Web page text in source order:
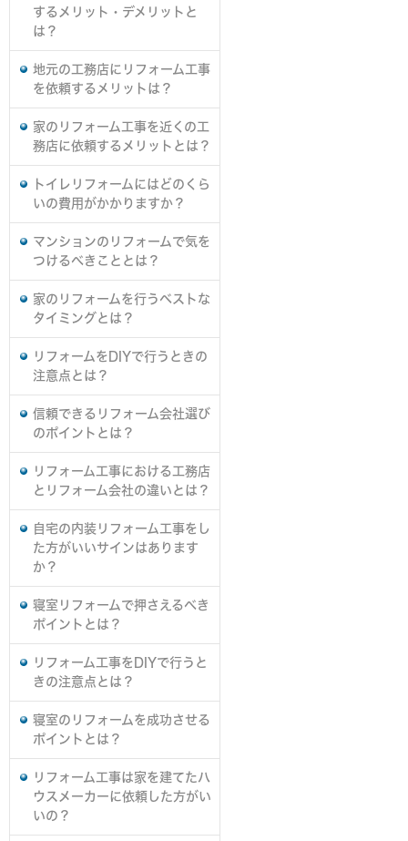
するメリット・デメリットと
は？
地元の工務店にリフォーム工事
を依頼するメリットは？
家のリフォーム工事を近くの工
務店に依頼するメリットとは？
トイレリフォームにはどのくら
いの費用がかかりますか？
マンションのリフォームで気を
つけるべきこととは？
家のリフォームを行うベストな
タイミングとは？
リフォームをDIYで行うときの
注意点とは？
信頼できるリフォーム会社選び
のポイントとは？
リフォーム工事における工務店
とリフォーム会社の違いとは？
自宅の内装リフォーム工事をし
た方がいいサインはあります
か？
寝室リフォームで押さえるべき
ポイントとは？
リフォーム工事をDIYで行うと
きの注意点とは？
寝室のリフォームを成功させる
ポイントとは？
リフォーム工事は家を建てたハ
ウスメーカーに依頼した方がい
いの？